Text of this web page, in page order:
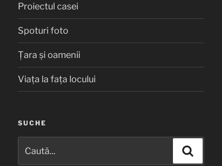
Proiectul casei
Spoturi foto
Țara și oamenii
Viața la fața locului
SUCHE